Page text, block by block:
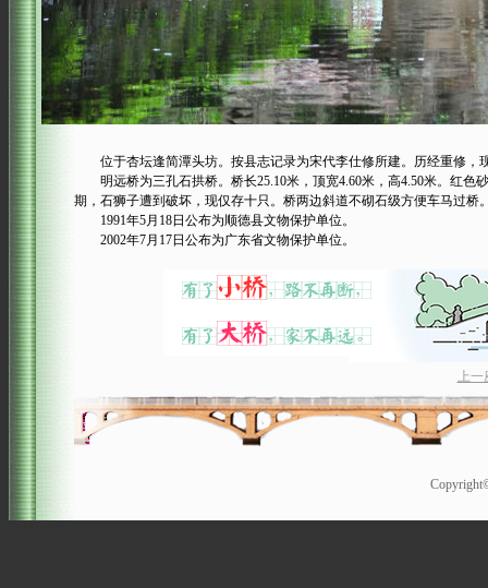
位于杏坛逢简潭头坊。按县志记录为宋代李仕修所建。历经重修，
明远桥为三孔石拱桥。桥长25.10米，顶宽4.60米，高4.50米。红色
期，石狮子遭到破坏，现仅存十只。桥两边斜道不砌石级方便车马过
1991年5月18日公布为顺德县文物保护单位。
2002年7月17日公布为广东省文物保护单位。
上一